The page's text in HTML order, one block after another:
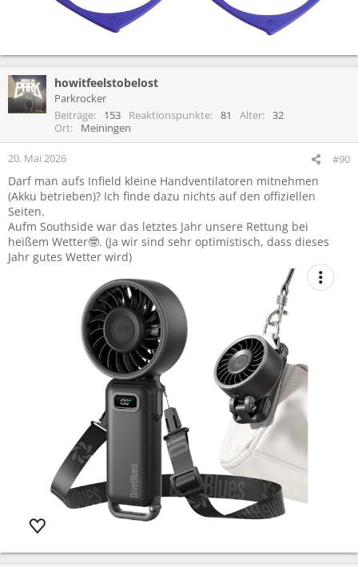
howitfeelstobelost
Parkrocker
Beiträge
153 Reaktionspunkte 81 Alter
32
Ort
Meiningen
20. Mai 2026 #90
Darf man aufs Infield kleine Handventilatoren mitnehmen
(Akku betrieben)? Ich finde dazu nichts auf den offiziellen
Seiten.
Aufm Southside war das letztes Jahr unsere Rettung bei
heißem Wetter🤓. (Ja wir sind sehr optimistisch, dass dieses
Jahr gutes Wetter wird)